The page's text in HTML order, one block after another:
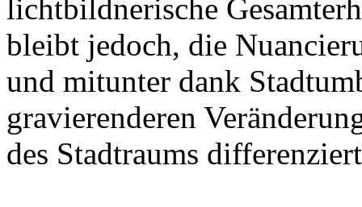
lichtbildnerische
bleibt jedoch, die
und mitunter dank
gravierenderen
des Stadtraums